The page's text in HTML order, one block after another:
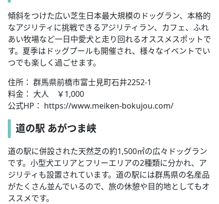
傾斜をつけた広い芝生日本最大規模のドッグラン、本格的
なアジリティに挑戦できるアジリティラン、カフェ、ふれ
あい牧場など一日中愛犬と走り回れるオススメスポットで
す。夏季はドッグプールも開催され、様々なイベントでい
つでも楽しく過ごせます。
住所： 群馬県前橋市富士見町石井2252-1
料金： 大人 ￥1,000
公式HP： https://www.meiken-bokujou.com/
道の駅 あがつま峡
道の駅に併設された天然芝の約1,500㎡の広々ドッグラン
です。小型犬エリアとフリーエリアの2種類に分かれ、ア
ジリティも設置されています。道の駅には群馬県の名産品
がたくさん並んでいるので、旅の休憩や目的地としてもオ
ススメです。